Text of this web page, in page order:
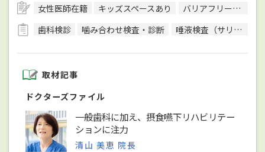
女性医師在籍 キッズスペースあり バリアフリー対応
歯科検診
噛み合わせ検査・診断 唾液検査（サリバテスト）
取材記事
ドクターズファイル
一般歯科に加え、摂食嚥下リハビリテー
ションに注力
清山 美恵 院長